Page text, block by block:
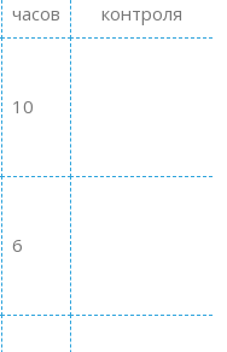
часов
контроля
10
6